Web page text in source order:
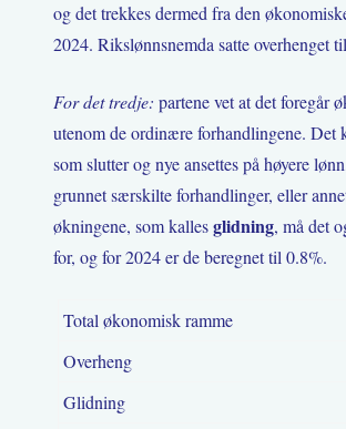
og det trekkes dermed fra den
2024. Rikslønnsnemda satte overhenget
For det tredje: partene vet at det foregår
utenom de ordinære forhandlingene. Det
som slutter og nye ansettes på høyere
grunnet særskilte forhandlinger, eller
økningene, som kallesglidning, må det
for, og for 2024 er de beregnet til 0.8%.
Total økonomisk ramme
Overheng
Glidning